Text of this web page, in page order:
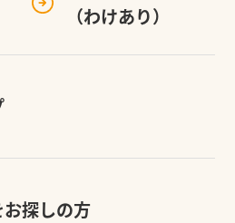
（わけあり）
お探しの方